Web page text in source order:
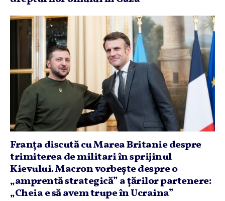
Franţa discută cu Marea Britanie despre
trimiterea de militari în sprijinul
Kievului. Macron vorbeşte despre o
„amprentă strategică” a ţărilor partenere:
„Cheia e să avem trupe în Ucraina”